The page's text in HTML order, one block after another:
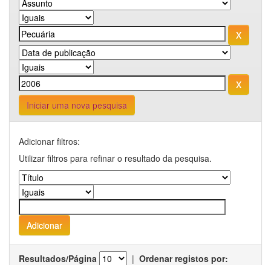
Iniciar uma nova pesquisa
Adicionar filtros:
Utilizar filtros para refinar o resultado da pesquisa.
Resultados/Página | Ordenar registos por: